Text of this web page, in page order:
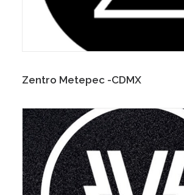
Zentro Metepec -CDMX